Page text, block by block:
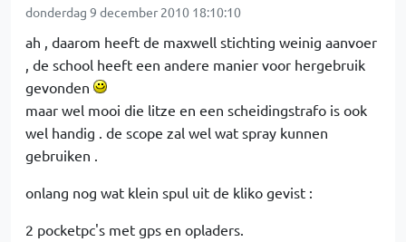
donderdag 9 december 2010 18:10:10
ah , daarom heeft de maxwell stichting weinig aanvoer
, de school heeft een andere manier voor hergebruik
gevonden
maar wel mooi die litze en een scheidingstrafo is ook
wel handig . de scope zal wel wat spray kunnen
gebruiken .
onlang nog wat klein spul uit de kliko gevist :
2 pocketpc's met gps en opladers.